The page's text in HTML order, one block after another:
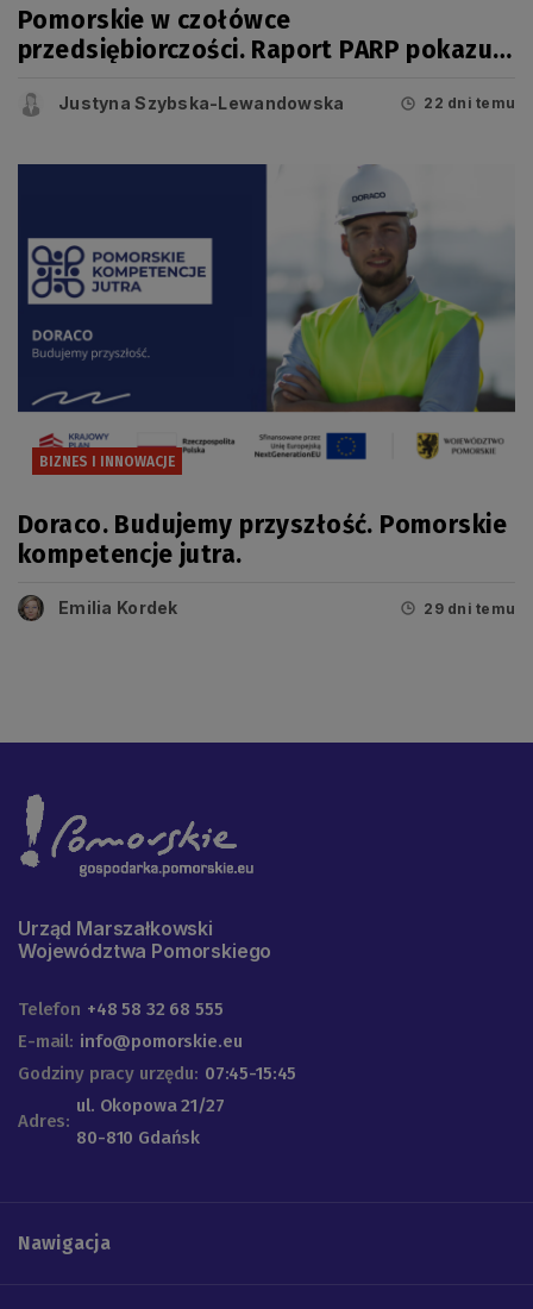
Pomorskie w czołówce
przedsiębiorczości. Raport PARP pokazuje
regionu świadczy coś więcej niż liczba
Justyna Szybska-Lewandowska 22 dni temu
BIZNES I INNOWACJE
Doraco. Budujemy przyszłość. Pomorskie
kompetencje jutra.
Emilia Kordek 29 dni temu
Urząd Marszałkowski
Województwa Pomorskiego
Telefon +48 58 32 68 555
E-mail: info@pomorskie.eu
Godziny pracy urzędu: 07:45-15:45
Adres:
ul. Okopowa 21/27
80-810 Gdańsk
Nawigacja